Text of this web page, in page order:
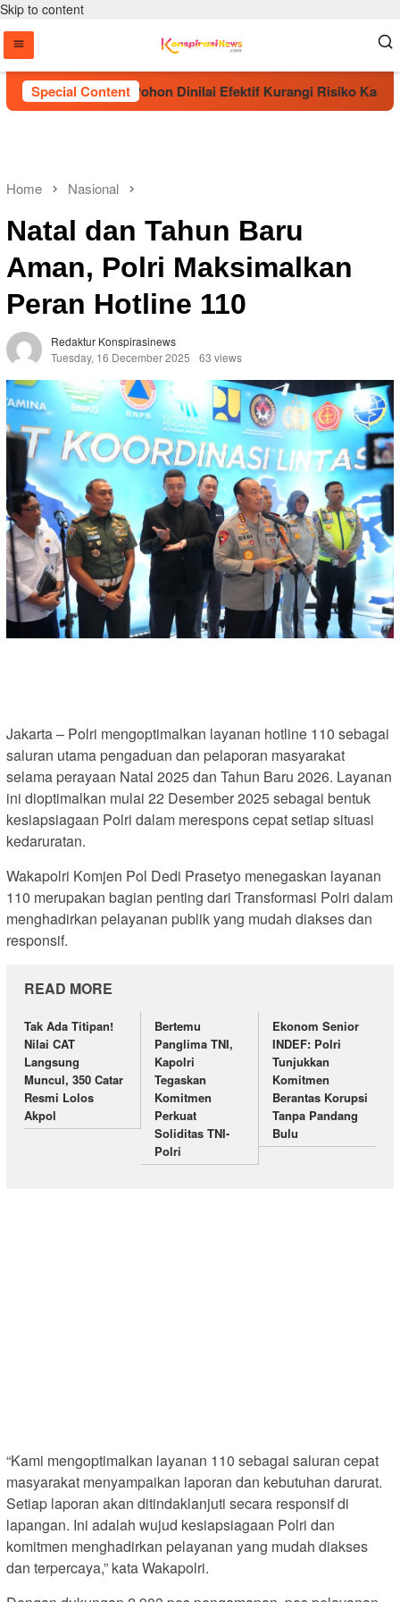
Skip to content
Special Content
Penanaman Pohon Dinilai Efektif Kurangi Risiko Karhutla
Home Nasional
Natal dan Tahun Baru
Aman, Polri Maksimalkan
Peran Hotline 110
Redaktur Konspirasinews
Tuesday, 16 December 2025
63 views
Jakarta – Polri mengoptimalkan layanan hotline 110 sebagai
saluran utama pengaduan dan pelaporan masyarakat
selama perayaan Natal 2025 dan Tahun Baru 2026. Layanan
ini dioptimalkan mulai 22 Desember 2025 sebagai bentuk
kesiapsiagaan Polri dalam merespons cepat setiap situasi
kedaruratan.
Wakapolri Komjen Pol Dedi Prasetyo menegaskan layanan
110 merupakan bagian penting dari Transformasi Polri dalam
menghadirkan pelayanan publik yang mudah diakses dan
responsif.
READ MORE
Tak Ada Titipan!
Nilai CAT
Langsung
Muncul, 350 Catar
Resmi Lolos
Akpol
Bertemu
Panglima TNI,
Kapolri
Tegaskan
Komitmen
Perkuat
Soliditas TNI-
Polri
Ekonom Senior
INDEF: Polri
Tunjukkan
Komitmen
Berantas Korupsi
Tanpa Pandang
Bulu
“Kami mengoptimalkan layanan 110 sebagai saluran cepat
masyarakat menyampaikan laporan dan kebutuhan darurat.
Setiap laporan akan ditindaklanjuti secara responsif di
lapangan. Ini adalah wujud kesiapsiagaan Polri dan
komitmen menghadirkan pelayanan yang mudah diakses
dan terpercaya,” kata Wakapolri.